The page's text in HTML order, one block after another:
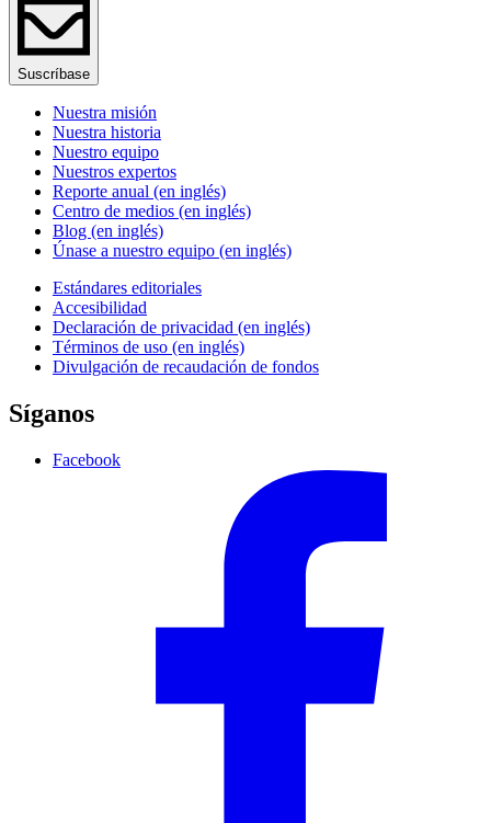
Suscríbase
Nuestra misión
Nuestra historia
Nuestro equipo
Nuestros expertos
Reporte anual (en inglés)
Centro de medios (en inglés)
Blog (en inglés)
Únase a nuestro equipo (en inglés)
Estándares editoriales
Accesibilidad
Declaración de privacidad (en inglés)
Términos de uso (en inglés)
Divulgación de recaudación de fondos
Síganos
Facebook